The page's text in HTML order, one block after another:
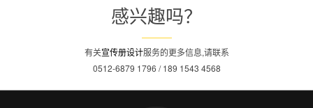
感兴趣吗？
有关宣传册设计服务的更多信息,请联系
0512-6879 1796 / 189 1543 4568